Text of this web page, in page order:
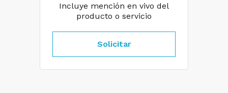
Incluye mención en vivo del
producto o servicio
Solicitar